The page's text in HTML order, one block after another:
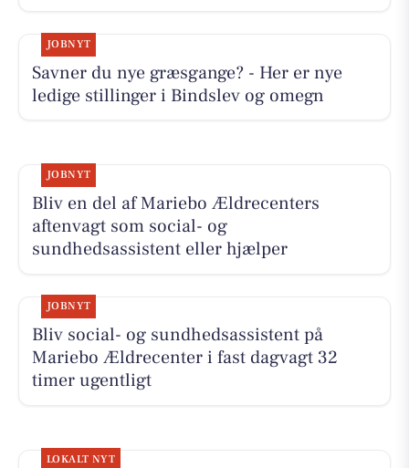
JOBNYT
Savner du nye græsgange? - Her er nye
ledige stillinger i Bindslev og omegn
JOBNYT
Bliv en del af Mariebo Ældrecenters
aftenvagt som social- og
sundhedsassistent eller hjælper
JOBNYT
Bliv social- og sundhedsassistent på
Mariebo Ældrecenter i fast dagvagt 32
timer ugentligt
LOKALT NYT